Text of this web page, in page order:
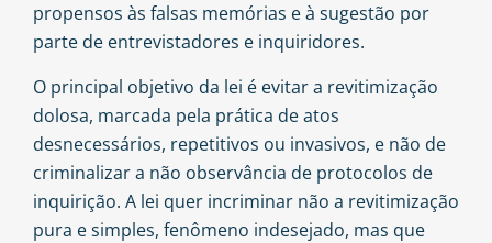
propensos às falsas memórias e à sugestão por
parte de entrevistadores e inquiridores.
O principal objetivo da lei é evitar a revitimização
dolosa, marcada pela prática de atos
desnecessários, repetitivos ou invasivos, e não de
criminalizar a não observância de protocolos de
inquirição. A lei quer incriminar não a revitimização
pura e simples, fenômeno indesejado, mas que